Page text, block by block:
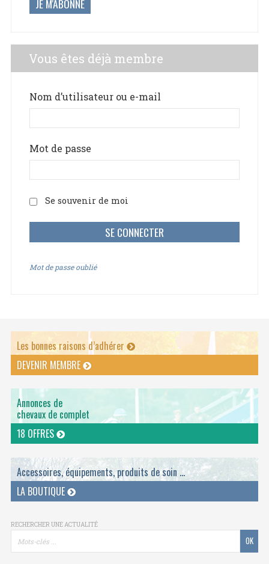
JE M'ABONNE
Vous êtes déjà membre
Nom d’utilisateur ou e-mail
Mot de passe
Se souvenir de moi
Mot de passe oublié
Les bonnes raisons d’adhérer
DEVENIR MEMBRE
Annonces de
chevaux de complet
18 OFFRES
Accessoires, équipements, produits de soin ...
LA BOUTIQUE
RECHERCHER UNE ACTUALITÉ